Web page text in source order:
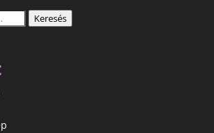
Keresés